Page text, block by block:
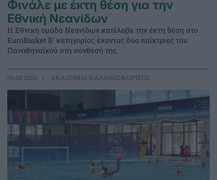
Φινάλε με έκτη θέση για την
Εθνική Νεανίδων
Η Εθνική ομάδα Νεανίδων κατέλαβε την έκτη θέση στο
EuroBasket Β' κατηγορίας έχοντας δύο παίκτριες του
Παναθηναϊκού στη σύνθεσή της.
09.08.2026 ΑΚΑΔΗΜΙΑ ΚΑΛΑΘΟΣΦΑΙΡΙΣΗΣ